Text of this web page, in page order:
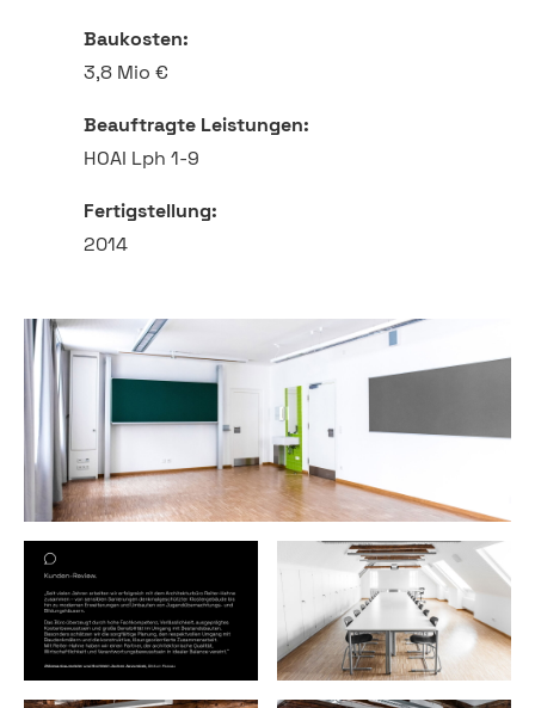
Baukosten:
3,8 Mio €
Beauftragte Leistungen:
HOAI Lph 1-9
Fertigstellung:
2014